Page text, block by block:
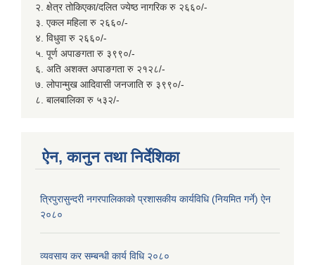
२. क्षेत्र तोकिएका/दलित ज्येष्ठ नागरिक रु २६६०/-
३. एकल महिला रु २६६०/-
४. विधुवा रु २६६०/-
५. पूर्ण अपाङगता रु ३९९०/-
६. अति अशक्त अपाङगता रु २१२८/-
७. लोपान्मुख आदिवासी जनजाति रु ३९९०/-
८. बालबालिका रु ५३२/-
ऐन, कानुन तथा निर्देशिका
त्रिपुरासुन्दरी नगरपालिकाको प्रशासकीय कार्यविधि (नियमित गर्ने) ऐन
२०८०
व्यवसाय कर सम्बन्धी कार्य विधि २०८०